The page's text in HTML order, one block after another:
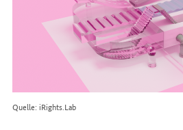
Quelle: iRights.Lab